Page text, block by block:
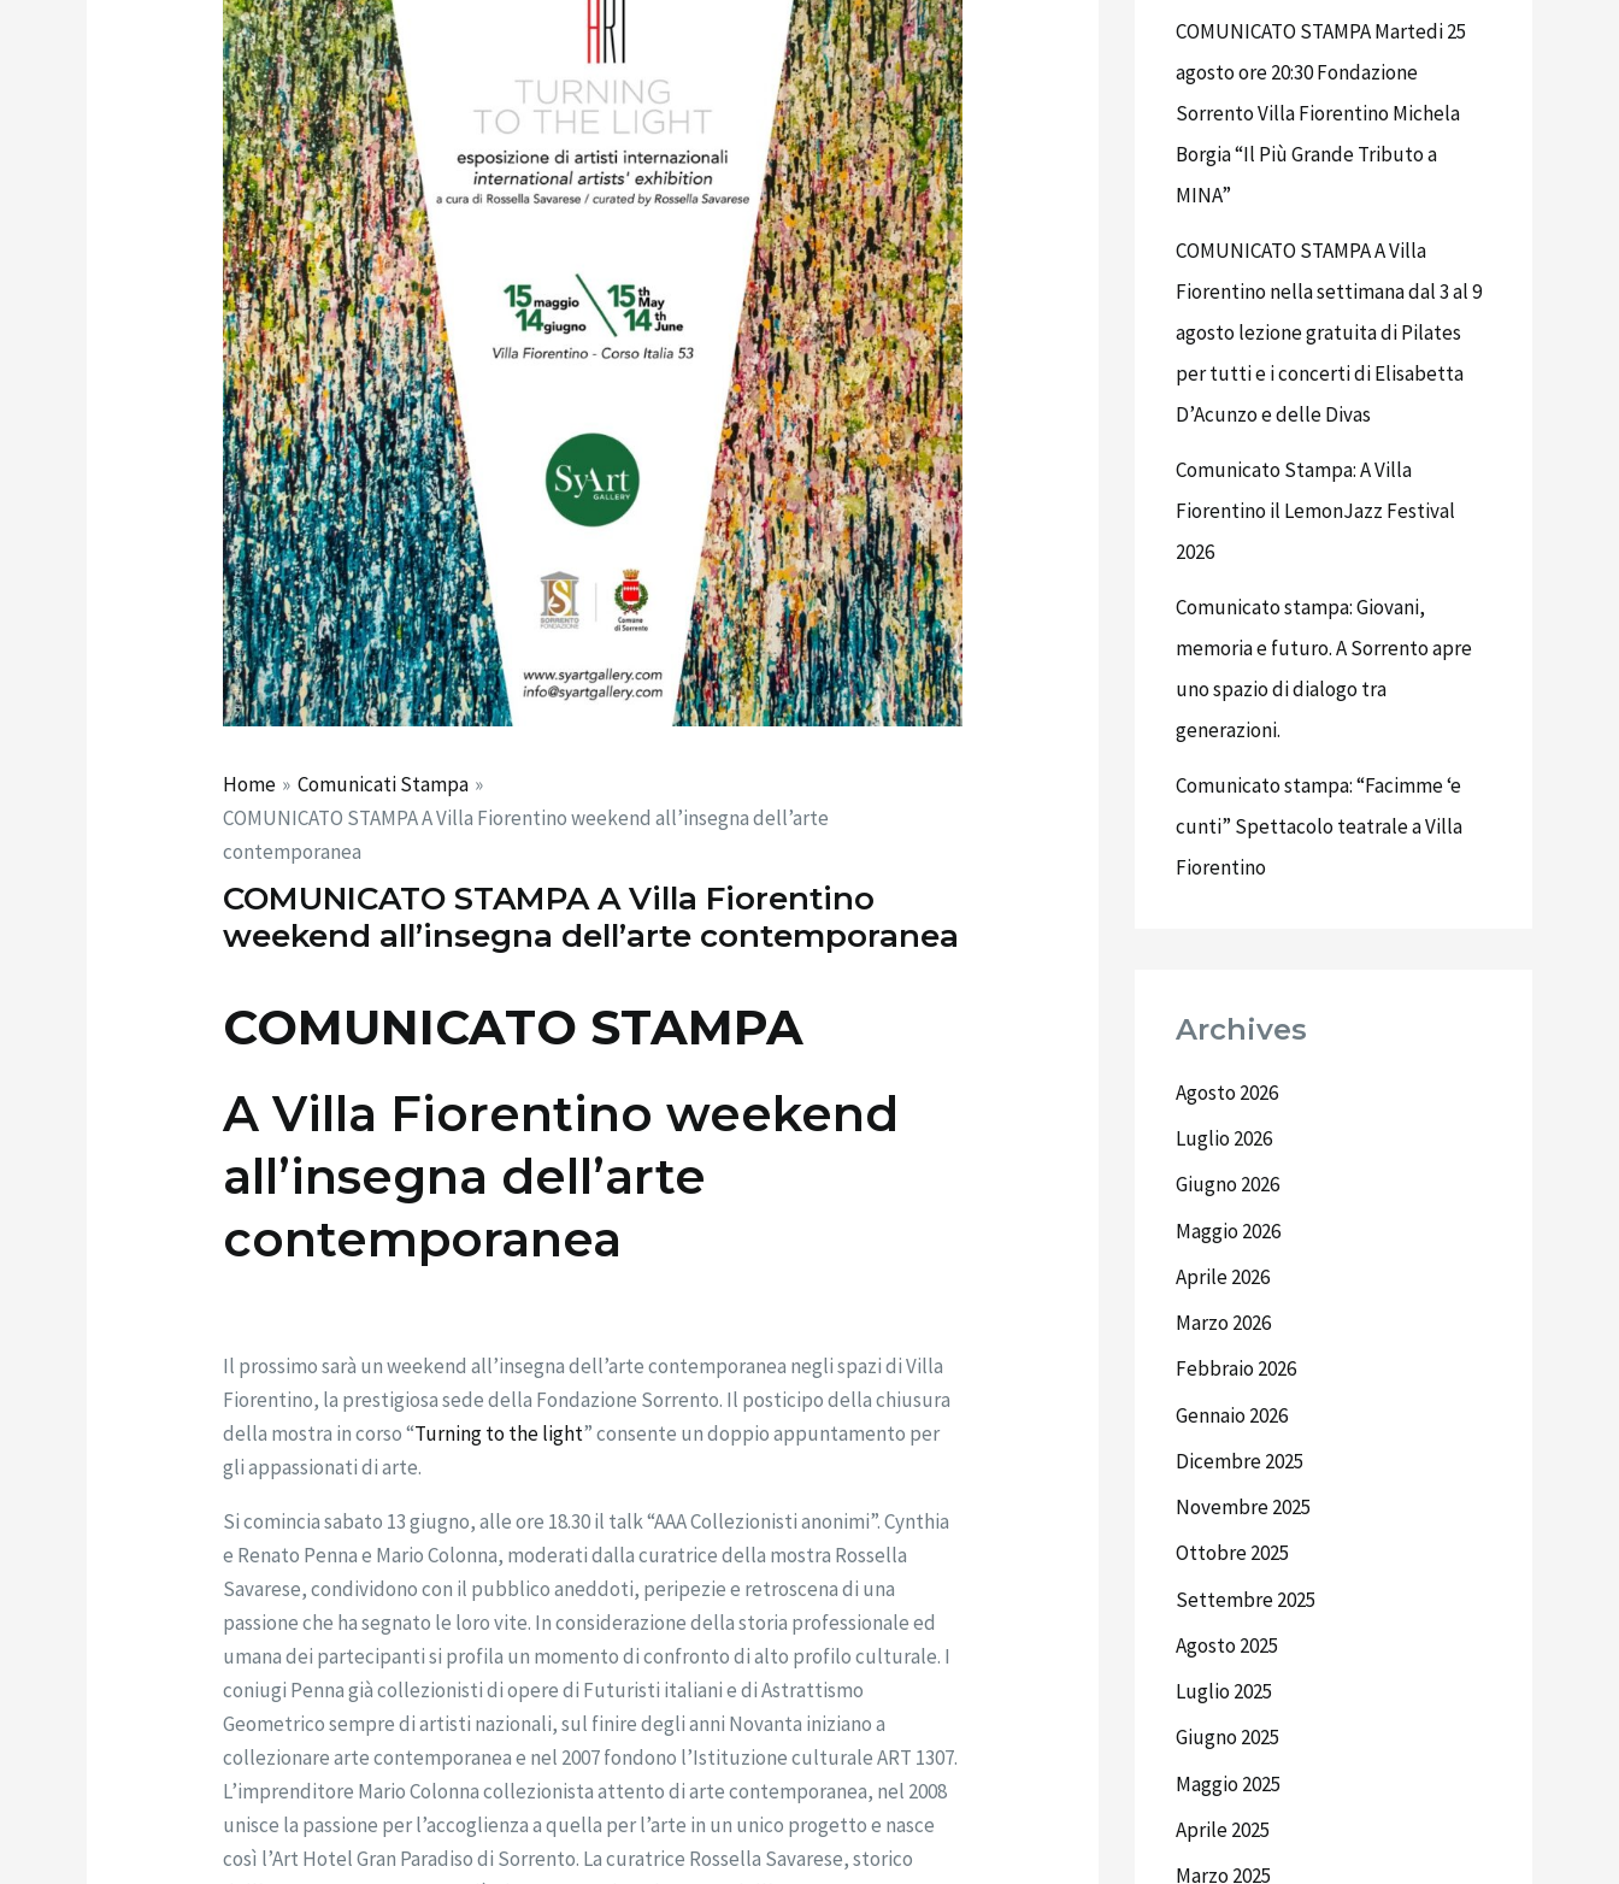
Home
Comunicati Stampa
COMUNICATO STAMPA A Villa Fiorentino weekend all’insegna dell’arte
contemporanea
COMUNICATO STAMPA A Villa Fiorentino
weekend all’insegna dell’arte contemporanea
COMUNICATO STAMPA
A Villa Fiorentino weekend
all’insegna dell’arte
contemporanea
Il prossimo sarà un weekend all’insegna dell’arte contemporanea negli spazi di Villa
Fiorentino, la prestigiosa sede della Fondazione Sorrento. Il posticipo della chiusura
della mostra in corso “Turning to the light” consente un doppio appuntamento per
gli appassionati di arte.
Si comincia sabato 13 giugno, alle ore 18.30 il talk “AAA Collezionisti anonimi”. Cynthia
e Renato Penna e Mario Colonna, moderati dalla curatrice della mostra Rossella
Savarese, condividono con il pubblico aneddoti, peripezie e retroscena di una
passione che ha segnato le loro vite. In considerazione della storia professionale ed
umana dei partecipanti si profila un momento di confronto di alto profilo culturale. I
coniugi Penna già collezionisti di opere di Futuristi italiani e di Astrattismo
Geometrico sempre di artisti nazionali, sul finire degli anni Novanta iniziano a
collezionare arte contemporanea e nel 2007 fondono l’Istituzione culturale ART 1307.
L’imprenditore Mario Colonna collezionista attento di arte contemporanea, nel 2008
unisce la passione per l’accoglienza a quella per l’arte in un unico progetto e nasce
così l’Art Hotel Gran Paradiso di Sorrento. La curatrice Rossella Savarese, storico
COMUNICATO STAMPA Martedi 25
agosto ore 20:30 Fondazione
Sorrento Villa Fiorentino Michela
Borgia “Il Più Grande Tributo a
MINA”
COMUNICATO STAMPA A Villa
Fiorentino nella settimana dal 3 al 9
agosto lezione gratuita di Pilates
per tutti e i concerti di Elisabetta
D’Acunzo e delle Divas
Comunicato Stampa: A Villa
Fiorentino il LemonJazz Festival
2026
Comunicato stampa: Giovani,
memoria e futuro. A Sorrento apre
uno spazio di dialogo tra
generazioni.
Comunicato stampa: “Facimme ‘e
cunti” Spettacolo teatrale a Villa
Fiorentino
Archives
Agosto 2026
Luglio 2026
Giugno 2026
Maggio 2026
Aprile 2026
Marzo 2026
Febbraio 2026
Gennaio 2026
Dicembre 2025
Novembre 2025
Ottobre 2025
Settembre 2025
Agosto 2025
Luglio 2025
Giugno 2025
Maggio 2025
Aprile 2025
Marzo 2025